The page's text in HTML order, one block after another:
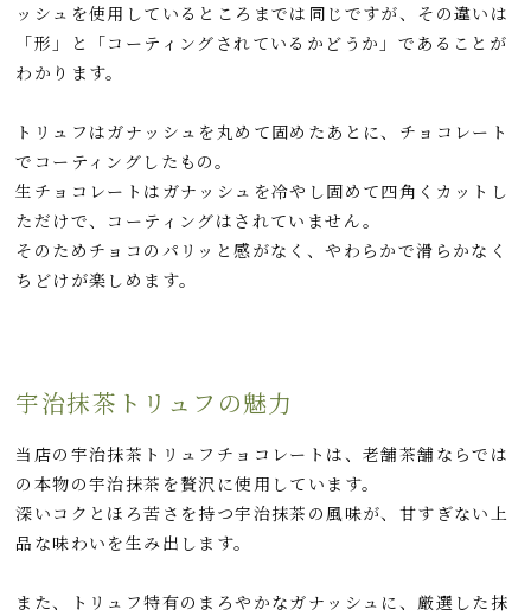
ッシュを使用しているところまでは同じですが、その違いは
「形」と「コーティングされているかどうか」であることが
わかります。
トリュフはガナッシュを丸めて固めたあとに、チョコレート
でコーティングしたもの。
生チョコレートはガナッシュを冷やし固めて四角くカットし
ただけで、コーティングはされていません。
そのためチョコのパリッと感がなく、やわらかで滑らかなく
ちどけが楽しめます。
宇治抹茶トリュフの魅力
当店の宇治抹茶トリュフチョコレートは、老舗茶舗ならでは
の本物の宇治抹茶を贅沢に使用しています。
深いコクとほろ苦さを持つ宇治抹茶の風味が、甘すぎない上
品な味わいを生み出します。
また、トリュフ特有のまろやかなガナッシュに、厳選した抹